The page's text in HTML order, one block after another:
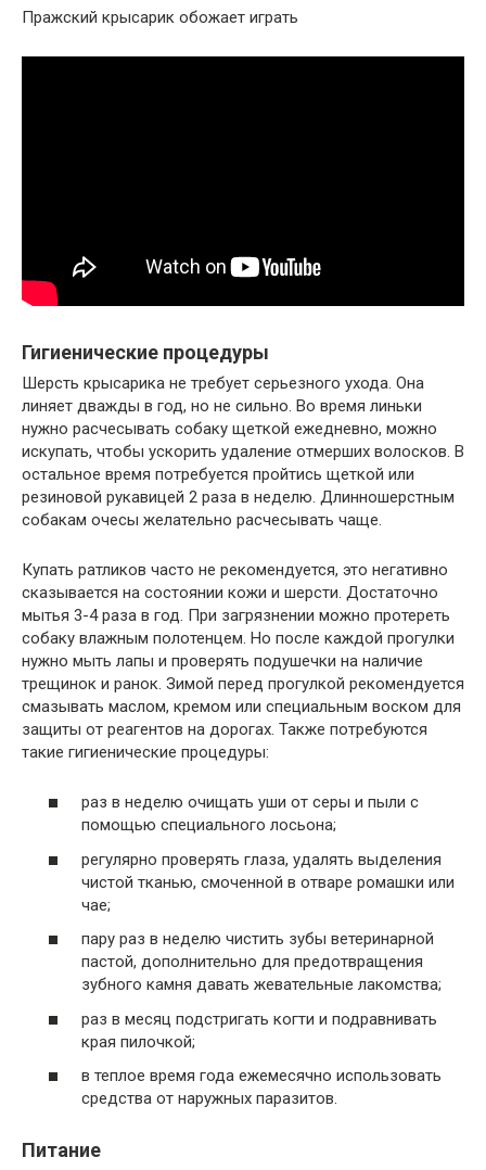
Пражский крысарик обожает играть
Гигиенические процедуры
Шерсть крысарика не требует серьезного ухода. Она
линяет дважды в год, но не сильно. Во время линьки
нужно расчесывать собаку щеткой ежедневно, можно
искупать, чтобы ускорить удаление отмерших волосков. В
остальное время потребуется пройтись щеткой или
резиновой рукавицей 2 раза в неделю. Длинношерстным
собакам очесы желательно расчесывать чаще.
Купать ратликов часто не рекомендуется, это негативно
сказывается на состоянии кожи и шерсти. Достаточно
мытья 3-4 раза в год. При загрязнении можно протереть
собаку влажным полотенцем. Но после каждой прогулки
нужно мыть лапы и проверять подушечки на наличие
трещинок и ранок. Зимой перед прогулкой рекомендуется
смазывать маслом, кремом или специальным воском для
защиты от реагентов на дорогах. Также потребуются
такие гигиенические процедуры:
раз в неделю очищать уши от серы и пыли с
помощью специального лосьона;
регулярно проверять глаза, удалять выделения
чистой тканью, смоченной в отваре ромашки или
чае;
пару раз в неделю чистить зубы ветеринарной
пастой, дополнительно для предотвращения
зубного камня давать жевательные лакомства;
раз в месяц подстригать когти и подравнивать
края пилочкой;
в теплое время года ежемесячно использовать
средства от наружных паразитов.
Питание